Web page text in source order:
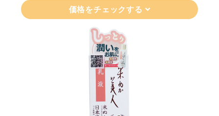
価格をチェックする